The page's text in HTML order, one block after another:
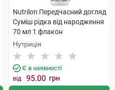
Nutrilon Передчасний догляд
Суміш рідка від народження
70 мл 1 флакон
Нутриція
Є в наявності
від 95.00 грн